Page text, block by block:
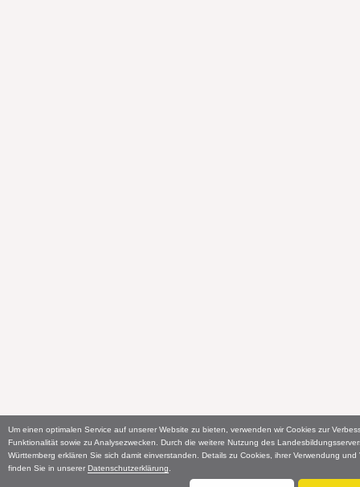
Um einen optimalen Service auf unserer Website zu bieten, verwenden wir Cookies zur
Funktionalität sowie zu Analysezwecken. Durch die weitere Nutzung des
Württemberg erklären Sie sich damit einverstanden. Details zu Cookies, ihrer Verwendung und
finden Sie in unserer Datenschutzerklärung